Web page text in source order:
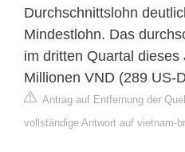
Durchschnittslohn
Mindestlohn. Das
im dritten Quartal dieses
Millionen VND (289 US-
Antrag auf Entfernung der
vollständige Antwort auf vietnam-